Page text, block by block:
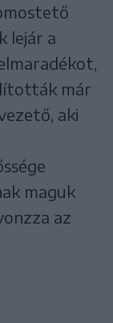
lejár a
már
aki
maguk
az